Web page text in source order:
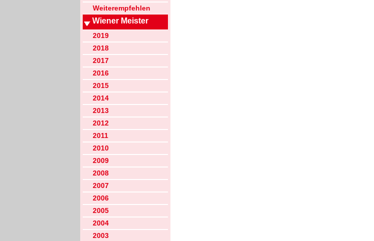
Weiterempfehlen
Wiener Meister
2019
2018
2017
2016
2015
2014
2013
2012
2011
2010
2009
2008
2007
2006
2005
2004
2003